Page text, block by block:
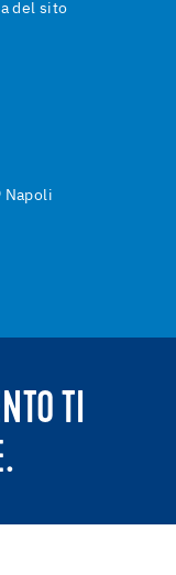
del sito
Napoli
TI